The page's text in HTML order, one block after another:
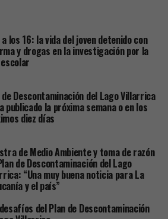
a los 16: la vida del joven detenido con
y drogas en la investigación por la
de Descontaminación del Lago Villarrica
publicado la próxima semana o en los
diez días
de Medio Ambiente y toma de razón
de Descontaminación del Lago
“Una muy buena noticia para La
y el país”
del Plan de Descontaminación